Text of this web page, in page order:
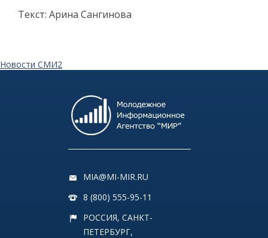
Текст: Арина Сангинова
Новости СМИ2
MIA@MI-MIR.RU
8 (800) 555-95-11
РОССИЯ, САНКТ-
ПЕТЕРБУРГ,